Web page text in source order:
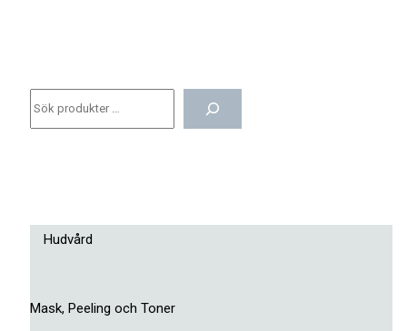
Hudvård
Mask, Peeling och Toner